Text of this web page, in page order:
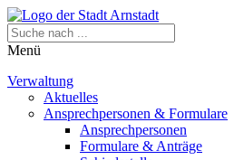
Menü
Verwaltung
Aktuelles
Ansprechpersonen & Formulare
Ansprechpersonen
Formulare & Anträge